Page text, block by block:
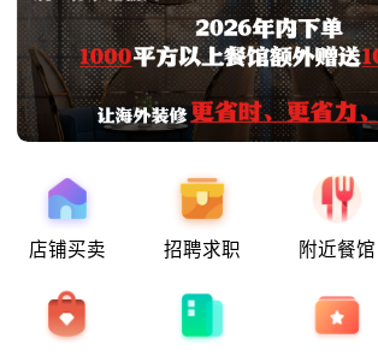
店铺买卖 招聘求职 附近餐馆